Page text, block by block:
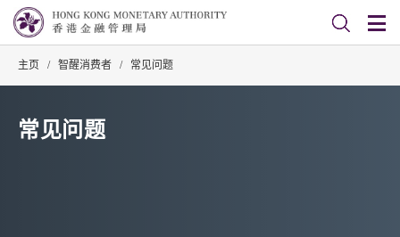
主页 / 智醒消费者 / 常见问题
常见问题